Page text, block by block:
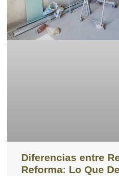
Diferencias entre
Reforma: Lo Que